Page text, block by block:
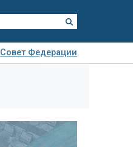
Совет Федерации